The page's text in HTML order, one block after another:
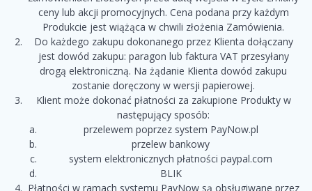
ceny lub akcji promocyjnych. Cena podana przy każdym
Produkcie jest wiążąca w chwili złożenia Zamówienia.
Do każdego zakupu dokonanego przez Klienta dołączany
jest dowód zakupu: paragon lub faktura VAT przesyłany
drogą elektroniczną. Na żądanie Klienta dowód zakupu
zostanie doręczony w wersji papierowej.
Klient może dokonać płatności za zakupione Produkty w
następujący sposób:
przelewem poprzez system PayNow.pl
przelew bankowy
system elektronicznych płatności paypal.com
BLIK
Płatności w ramach systemu PayNow są obsługiwane przez